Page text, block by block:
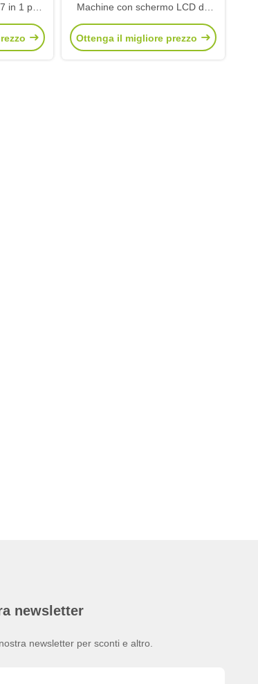
in 1 per
Device
Machine con schermo LCD da
10,4 pollici
Ottenga il migliore prezzo
newsletter
newsletter per sconti e altro.